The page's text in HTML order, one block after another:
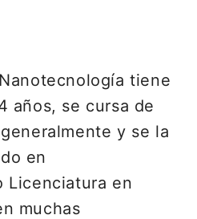
tiene
años, se cursa de
y se la
en
Licenciatura en
muchas